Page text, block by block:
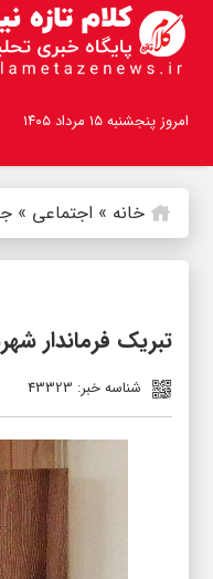
امروز پنجشنبه ۱۵ مرداد ۱۴۰۵
خانه » اجتماعی »
تبریک فرماندار
شناسه خبر: 43323